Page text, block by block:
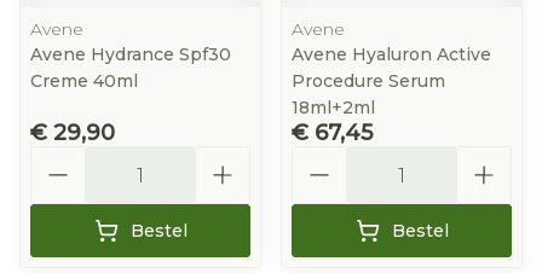
Avene
Avene Hydrance Spf30
Creme 40ml
€ 29,90
Bestel
Avene
Avene Hyaluron Active
Procedure Serum
18ml+2ml
€ 67,45
Bestel